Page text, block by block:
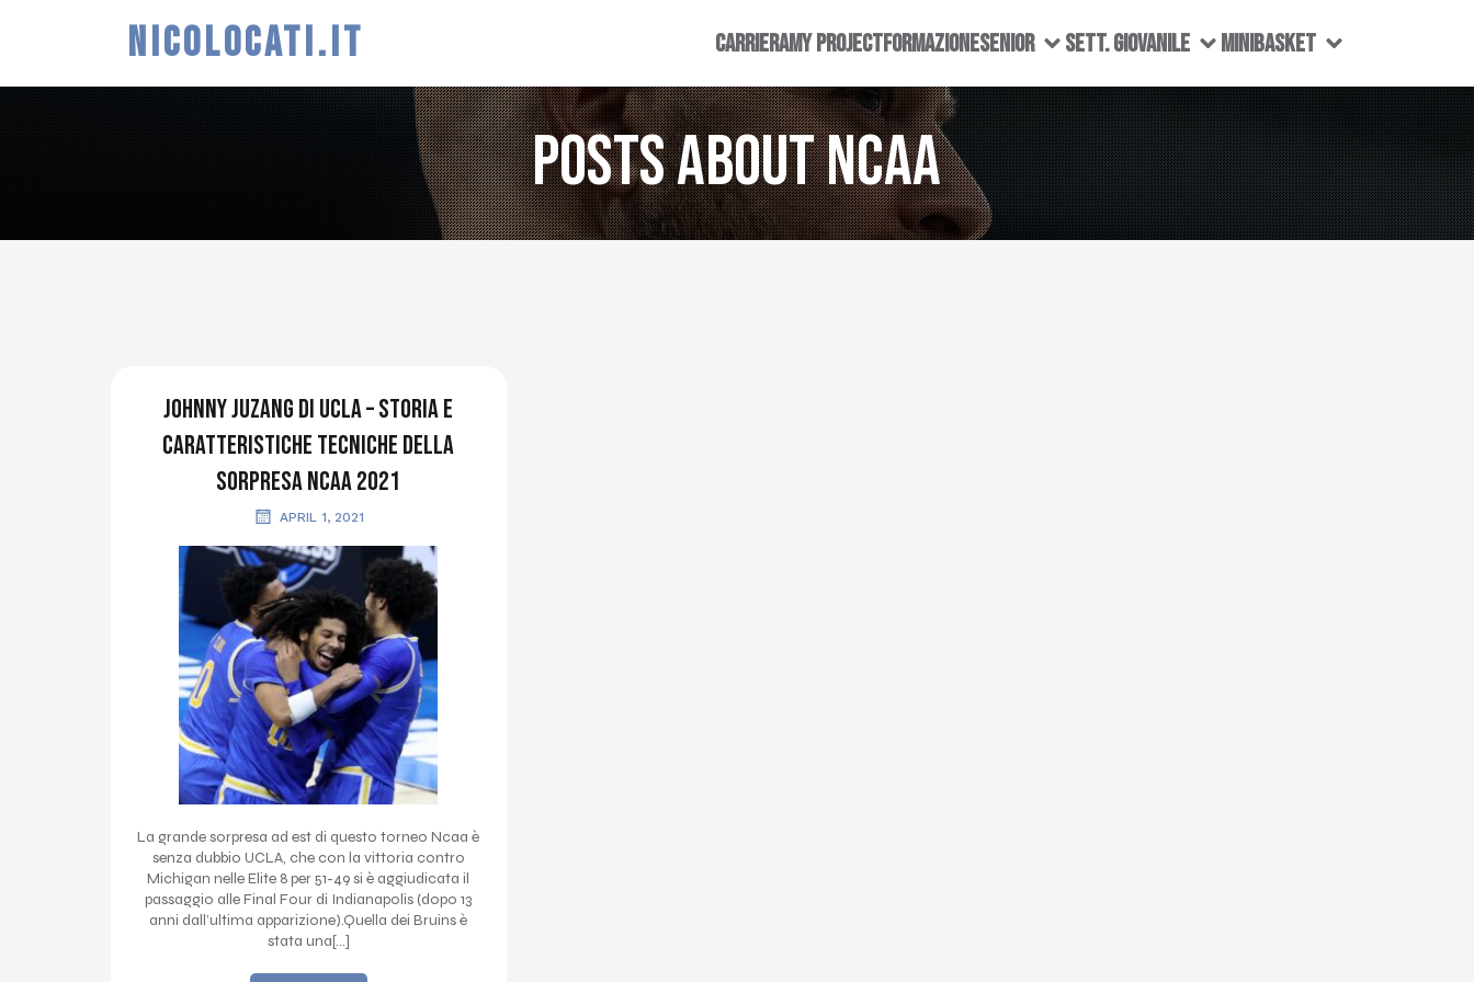
NICOLOCATI.IT CARRIERAMY PROJECTFORMAZIONESENIOR SETT. GIOVANILE MINIBASKET
Posts about ncaa
Johnny Juzang di UCLA – Storia e
caratteristiche tecniche della
sorpresa NCAA 2021
APRIL 1, 2021
La grande sorpresa ad est di questo torneo Ncaa è
senza dubbio UCLA, che con la vittoria contro
Michigan nelle Elite 8 per 51-49 si è aggiudicata il
passaggio alle Final Four di Indianapolis (dopo 13
anni dall’ultima apparizione).Quella dei Bruins è
stata una[…]